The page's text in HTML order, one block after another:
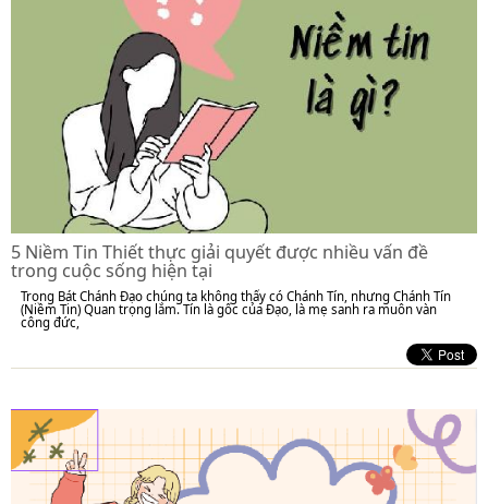
5 Niềm Tin Thiết thực giải quyết được nhiều vấn đề
trong cuộc sống hiện tại
Trong Bát Chánh Đạo chúng ta không thấy có Chánh Tín, nhưng Chánh Tín
(Niềm Tin) Quan trọng lắm. Tín là gốc của Đạo, là mẹ sanh ra muôn vàn
công đức,